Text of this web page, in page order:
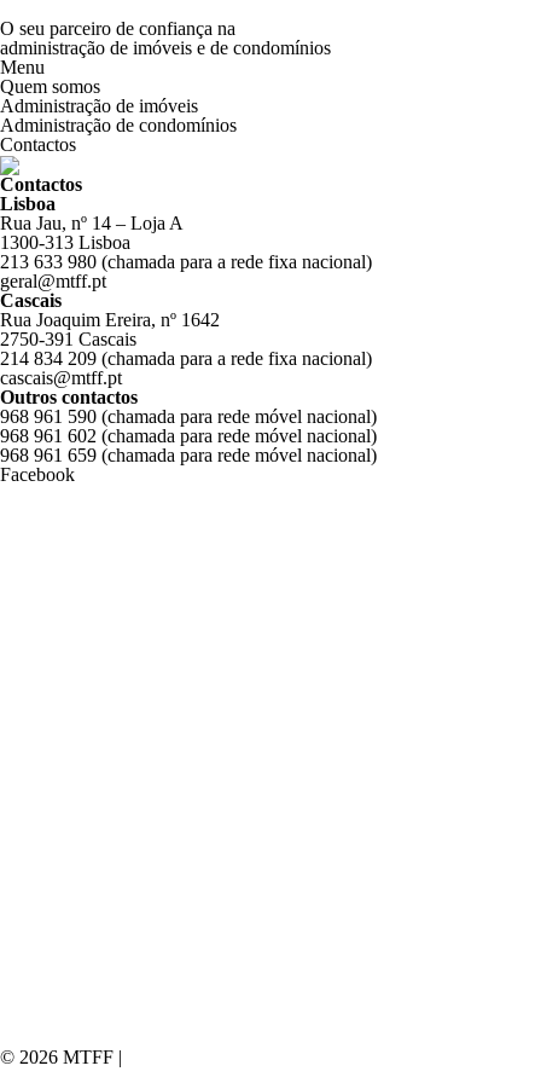
O seu parceiro de confiança na
administração de imóveis e de condomínios
Menu
Quem somos
Administração de imóveis
Administração de condomínios
Contactos
Contactos
Lisboa
Rua Jau, nº 14 – Loja A
1300-313 Lisboa
213 633 980 (chamada para a rede fixa nacional)
geral@mtff.pt
Cascais
Rua Joaquim Ereira, nº 1642
2750-391 Cascais
214 834 209 (chamada para a rede fixa nacional)
cascais@mtff.pt
Outros contactos
968 961 590 (chamada para rede móvel nacional)
968 961 602 (chamada para rede móvel nacional)
968 961 659 (chamada para rede móvel nacional)
Facebook
© 2026 MTFF |